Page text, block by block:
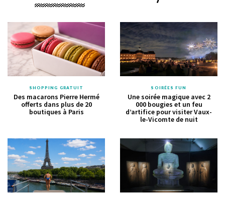
SHOPPING GRATUIT
Des macarons Pierre Hermé
offerts dans plus de 20
boutiques à Paris
SOIRÉES FUN
Une soirée magique avec 2
000 bougies et un feu
d’artifice pour visiter Vaux-
le-Vicomte de nuit